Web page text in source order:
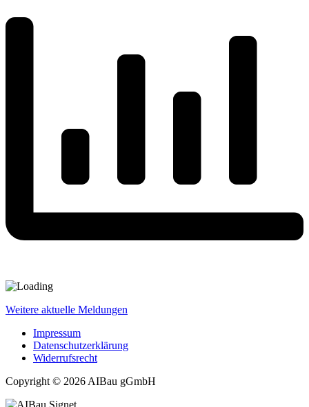
Weitere aktuelle Meldungen
Impressum
Datenschutzerklärung
Widerrufsrecht
Copyright © 2026 AIBau gGmbH